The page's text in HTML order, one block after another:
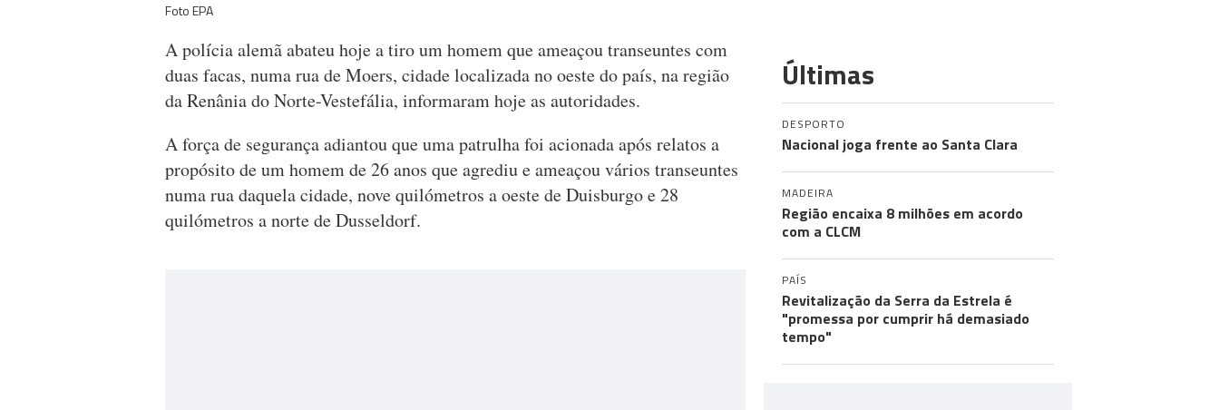
Foto EPA
A polícia alemã abateu hoje a tiro um homem que ameaçou transeuntes com
duas facas, numa rua de Moers, cidade localizada no oeste do país, na região
da Renânia do Norte-Vestefália, informaram hoje as autoridades.
A força de segurança adiantou que uma patrulha foi acionada após relatos a
propósito de um homem de 26 anos que agrediu e ameaçou vários transeuntes
numa rua daquela cidade, nove quilómetros a oeste de Duisburgo e 28
quilómetros a norte de Dusseldorf.
Últimas
DESPORTO
Nacional joga frente ao Santa Clara
MADEIRA
Região encaixa 8 milhões em acordo
com a CLCM
PAÍS
Revitalização da Serra da Estrela é
"promessa por cumprir há demasiado
tempo"